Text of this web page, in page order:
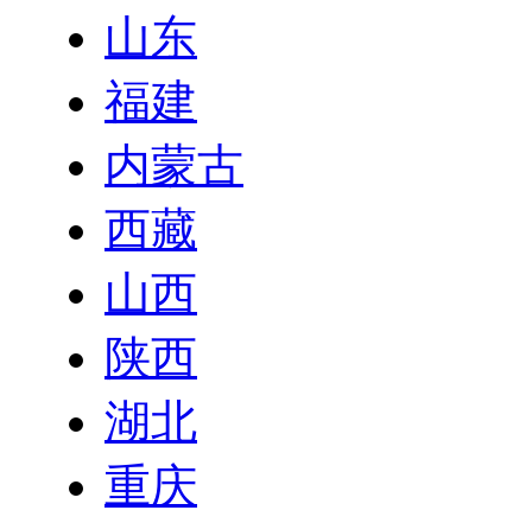
山东
福建
内蒙古
西藏
山西
陕西
湖北
重庆